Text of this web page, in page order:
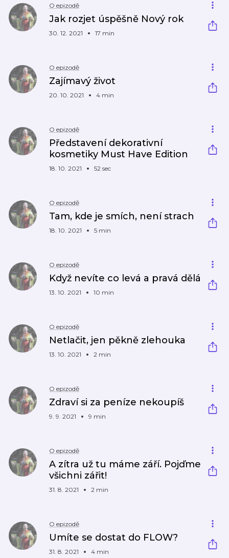
O epizodě
Jak rozjet úspěšně Nový rok
30. 12. 2021 17 min
O epizodě
Zajímavý život
20. 10. 2021 4 min
O epizodě
Představení dekorativní
kosmetiky Must Have Edition
18. 10. 2021 52 sec
O epizodě
Tam, kde je smích, není strach
18. 10. 2021 5 min
O epizodě
Když nevíte co levá a pravá dělá
13. 10. 2021 10 min
O epizodě
Netlačit, jen pěkně zlehouka
13. 10. 2021 2 min
O epizodě
Zdraví si za peníze nekoupíš
9. 9. 2021 9 min
O epizodě
A zítra už tu máme září. Pojďme
všichni zářit!
31. 8. 2021 2 min
O epizodě
Umíte se dostat do FLOW?
31. 8. 2021 4 min